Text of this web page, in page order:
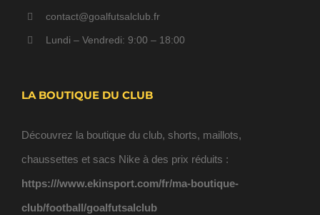
contact@goalfutsalclub.fr
Lundi – Vendredi: 9:00 – 18:00
LA BOUTIQUE DU CLUB
Découvrez la boutique du club, shorts, maillots,
chaussettes et sacs Nike à des prix réduits :
https:///www.ekinsport.com/fr/ma-boutique-
club/football/goalfutsalclub